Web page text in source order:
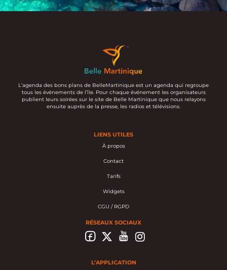
L’agenda des bons plans de BelleMartinique est un agenda qui regroupe
tous les événements de l’île. Pour chaque événement les organisateurs
publient leurs soirées sur le site de Belle Martinique que nous relayons
ensuite auprès de la presse, les radios et télévisions.
LIENS UTILES
À propos
Contact
Tarifs
Widgets
CGU / RGPD
RÉSEAUX SOCIAUX
L’APPLICATION